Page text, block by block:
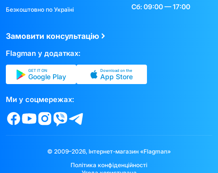
Безкоштовно по Україні
Сб: 09:00 — 17:00
Замовити консультацію
Flagman у додатках:
GET IT ON
Google Play
Download on the
App Store
Ми у соцмережах:
© 2009–2026, Інтернет-магазин «Flagman»
Політика конфіденційності